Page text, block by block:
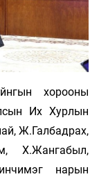
хорооны
Их Хурлын
Ж.Галбадрах,
Х.Жангабыл,
нарын